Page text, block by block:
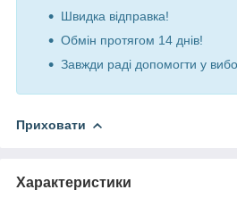
Швидка відправка!
Обмін протягом 14 днів!
Завжди раді допомогти у
Приховати
Характеристики